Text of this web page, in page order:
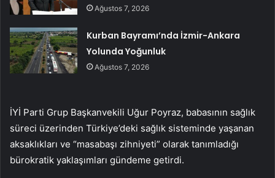
Ağustos 7, 2026
Kurban Bayramı’nda İzmir-Ankara
Yolunda Yoğunluk
Ağustos 7, 2026
İYİ Parti Grup Başkanvekili Uğur Poyraz, babasının sağlık
süreci üzerinden Türkiye’deki sağlık sisteminde yaşanan
aksaklıkları ve “masabaşı zihniyeti” olarak tanımladığı
bürokratik yaklaşımları gündeme getirdi.